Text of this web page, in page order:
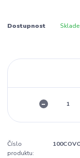
Dostupnost
Číslo
produktu: